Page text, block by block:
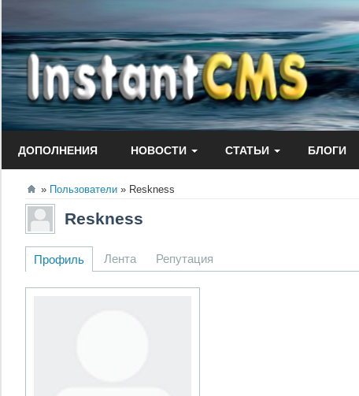
к
содержанию
ДОПОЛНЕНИЯ НОВОСТИ СТАТЬИ БЛОГИ
Пользователи Reskness
Reskness
Профиль Лента Репутация